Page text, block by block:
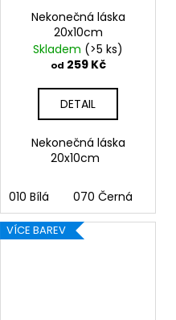
090 Stříbrná 091 Zlatá
Nekonečná láska
20x10cm
Skladem (>5 ks)
od 259 Kč
DETAIL
Nekonečná láska
20x10cm
010 Bílá 070 Černá
VÍCE BAREV